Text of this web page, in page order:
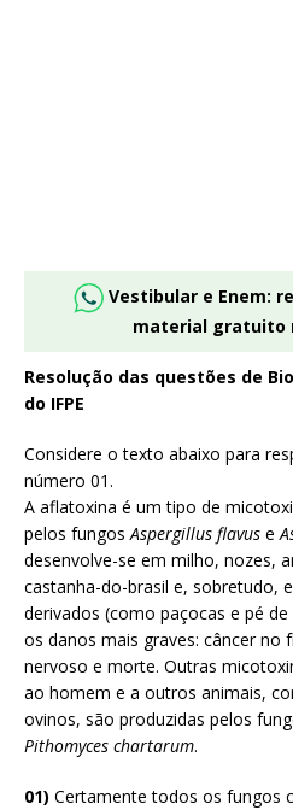
Vestibular e Enem:
material gratuito
Resolução das questões de
do IFPE
Considere o texto abaixo para
número 01.
A aflatoxina é um tipo de
pelos fungosAspergillus flavus e
desenvolve-se em milho, nozes,
castanha-do-brasil e, sobretudo,
derivados (como paçocas e pé
os danos mais graves: câncer no
nervoso e morte. Outras
ao homem e a outros animais,
ovinos, são produzidas pelos
Pithomyces chartarum.
01) Certamente todos os fungos